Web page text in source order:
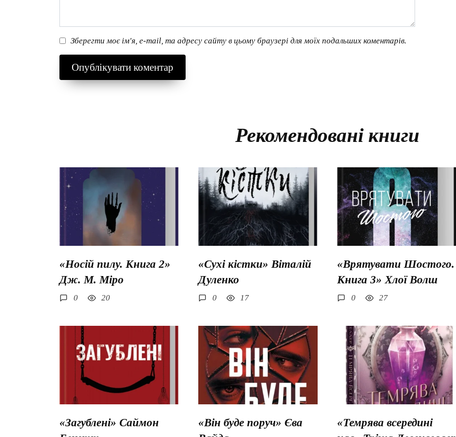
Зберегти моє ім'я, e-mail, та адресу сайту в цьому браузері для моїх подальших коментарів.
Рекомендовані книги
«Носій пилу. Книга 2»
Дж. М. Міро
0 20
«Сухі кістки» Віталій
Дуленко
0 17
«Врятувати Шостого.
Книга 3» Хлої Волш
0 27
«Загублені» Саймон
«Він буде поруч» Єва
«Темрява всередині